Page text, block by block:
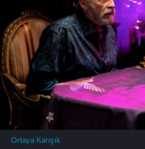
Ortaya Karışık